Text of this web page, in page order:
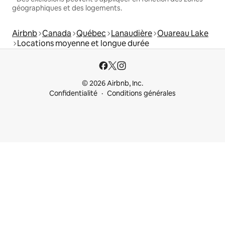
géographiques et des logements.
Airbnb Canada Québec Lanaudière Ouareau Lake
Locations moyenne et longue durée
© 2026 Airbnb, Inc.
Confidentialité
Conditions générales